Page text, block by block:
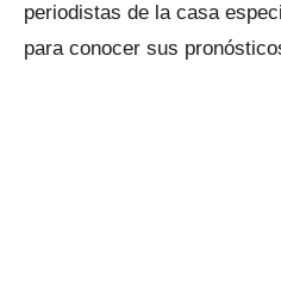
periodistas de la casa
para conocer sus